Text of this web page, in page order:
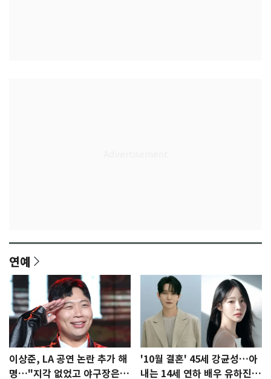
연예
이상준, LA 공연 논란 추가 해
명…"지각 없었고 야구장은
'10월 결혼' 45세 강균성…아
내는 14세 연하 배우 유하진